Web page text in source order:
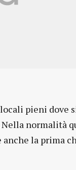
pieni dove
normalità
la prima